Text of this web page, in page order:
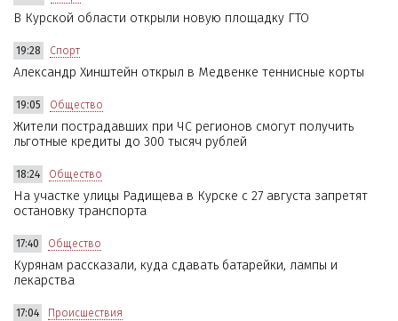
В Курской области открыли новую площадку ГТО
19:28 Спорт
Александр Хинштейн открыл в Медвенке теннисные корты
19:05 Общество
Жители пострадавших при ЧС регионов смогут получить
льготные кредиты до 300 тысяч рублей
18:24 Общество
На участке улицы Радищева в Курске с 27 августа запретят
остановку транспорта
17:40 Общество
Курянам рассказали, куда сдавать батарейки, лампы и
лекарства
17:04 Происшествия